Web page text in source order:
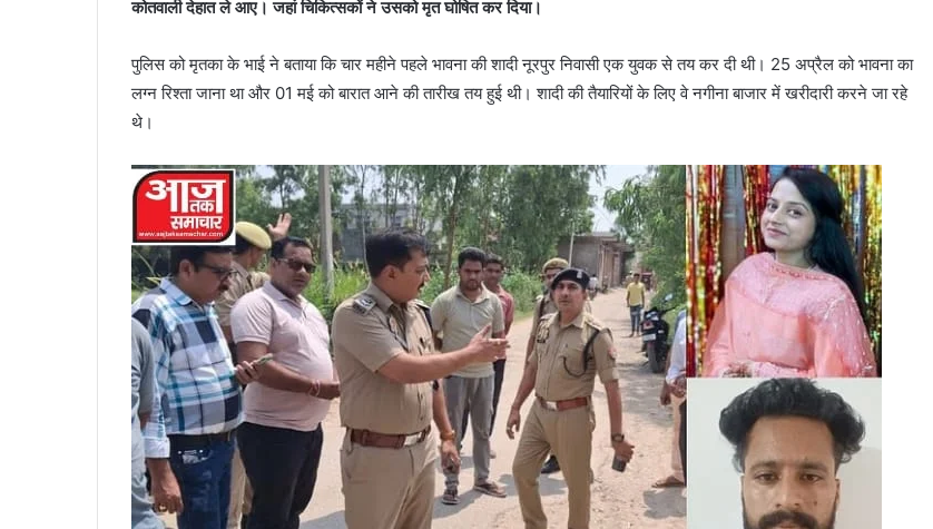
कोतवाली देहात ले आए। जहां चिकित्सकों ने उसको मृत घोषित कर दिया।
पुलिस को मृतका के भाई ने बताया कि चार महीने पहले भावना की शादी नूरपुर निवासी एक युवक से तय कर दी थी। 25 अप्रैल को भावना का
लग्न रिश्ता जाना था और 01 मई को बारात आने की तारीख तय हुई थी। शादी की तैयारियों के लिए वे नगीना बाजार में खरीदारी करने जा रहे
थे।